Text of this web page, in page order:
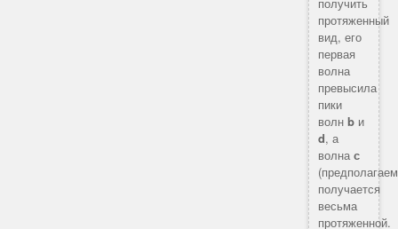
протяженный
вид, его
первая
волна
превысила
пики
волнb и
d, а
волнас
получается
весьма
протяженной.